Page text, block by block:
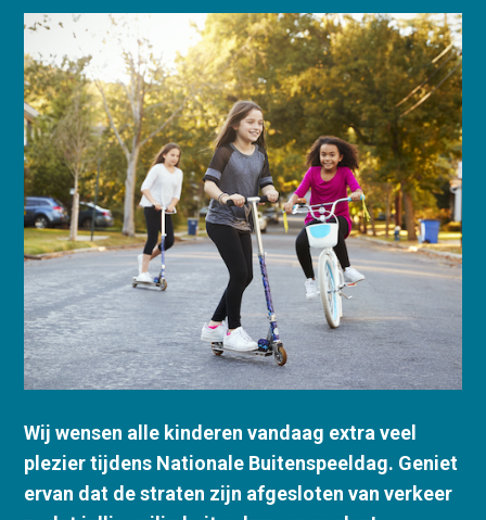
Wij wensen alle kinderen vandaag extra veel
plezier tijdens Nationale Buitenspeeldag. Geniet
ervan dat de straten zijn afgesloten van verkeer